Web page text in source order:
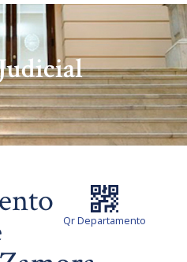
Qr Departamento